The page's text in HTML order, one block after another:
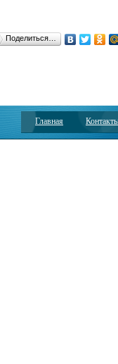
Поделиться…
Главная